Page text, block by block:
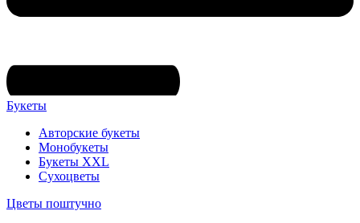
Букеты
Авторские букеты
Монобукеты
Букеты XXL
Сухоцветы
Цветы поштучно